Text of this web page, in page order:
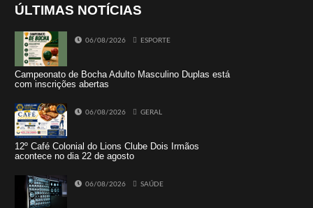
ÚLTIMAS NOTÍCIAS
06/08/2026 ESPORTE
Campeonato de Bocha Adulto Masculino Duplas está
com inscrições abertas
06/08/2026 GERAL
12º Café Colonial do Lions Clube Dois Irmãos
acontece no dia 22 de agosto
06/08/2026 SAÚDE